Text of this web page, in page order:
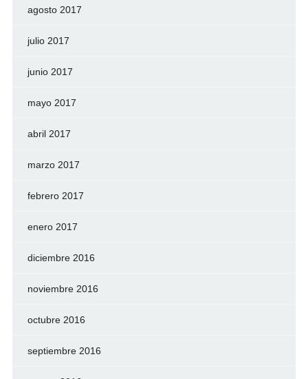
agosto 2017
julio 2017
junio 2017
mayo 2017
abril 2017
marzo 2017
febrero 2017
enero 2017
diciembre 2016
noviembre 2016
octubre 2016
septiembre 2016